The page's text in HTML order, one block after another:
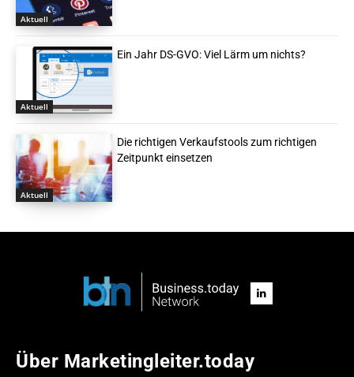
Aktuell
Aktuell
Ein Jahr DS-GVO: Viel Lärm um nichts?
Aktuell
Die richtigen Verkaufstools zum richtigen
Zeitpunkt einsetzen
Über Marketingleiter.today